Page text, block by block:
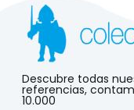
Descubre todas
referencias,
10.000